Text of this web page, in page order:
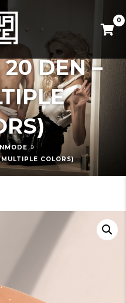
0
DEN –
»
COLORS)